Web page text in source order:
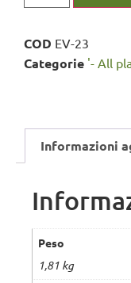
COD EV-23
Categorie '- All
Informazioni
Peso
1,81 kg